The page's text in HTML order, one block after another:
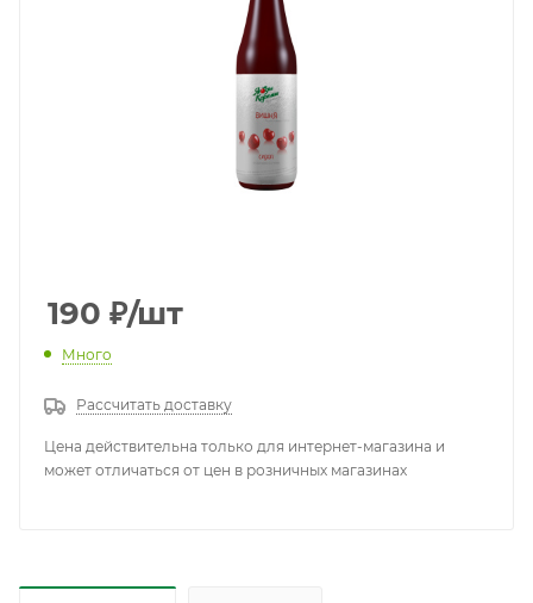
190 ₽/шт
Много
Рассчитать доставку
Цена действительна только для интернет-магазина и
может отличаться от цен в розничных магазинах